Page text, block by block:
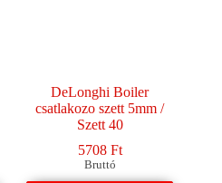
DeLonghi Boiler
csatlakozo szett 5mm /
Szett 40
5708 Ft
Bruttó